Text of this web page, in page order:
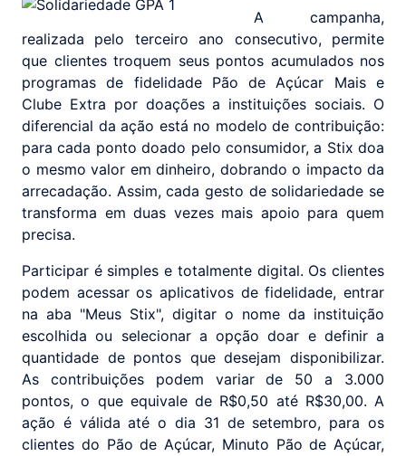
A campanha,
realizada pelo terceiro ano consecutivo, permite
que clientes troquem seus pontos acumulados nos
programas de fidelidade Pão de Açúcar Mais e
Clube Extra por doações a instituições sociais. O
diferencial da ação está no modelo de contribuição:
para cada ponto doado pelo consumidor, a Stix doa
o mesmo valor em dinheiro, dobrando o impacto da
arrecadação. Assim, cada gesto de solidariedade se
transforma em duas vezes mais apoio para quem
precisa.
Participar é simples e totalmente digital. Os clientes
podem acessar os aplicativos de fidelidade, entrar
na aba "Meus Stix", digitar o nome da instituição
escolhida ou selecionar a opção doar e definir a
quantidade de pontos que desejam disponibilizar.
As contribuições podem variar de 50 a 3.000
pontos, o que equivale de R$0,50 até R$30,00. A
ação é válida até o dia 31 de setembro, para os
clientes do Pão de Açúcar, Minuto Pão de Açúcar,